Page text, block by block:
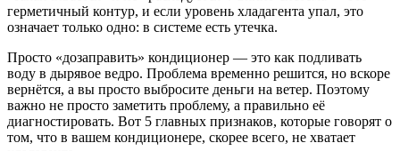
герметичный контур, и если уровень хладагента упал, это
означает только одно: в системе есть утечка.
Просто «дозаправить» кондиционер — это как подливать
воду в дырявое ведро. Проблема временно решится, но вскоре
вернётся, а вы просто выбросите деньги на ветер. Поэтому
важно не просто заметить проблему, а правильно её
диагностировать. Вот 5 главных признаков, которые говорят о
том, что в вашем кондиционере, скорее всего, не хватает